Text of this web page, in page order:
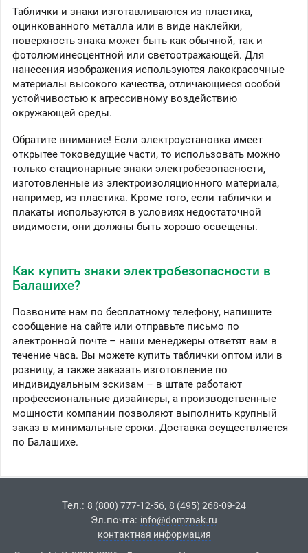
Таблички и знаки изготавливаются из пластика,
оцинкованного металла или в виде наклейки,
поверхность знака может быть как обычной, так и
фотолюминесцентной или светоотражающей. Для
нанесения изображения используются лакокрасочные
материалы высокого качества, отличающиеся особой
устойчивостью к агрессивному воздействию
окружающей среды.
Обратите внимание! Если электроустановка имеет
открытее токоведущие части, то использовать можно
только стационарные знаки электробезопасности,
изготовленные из электроизоляционного материала,
например, из пластика. Кроме того, если таблички и
плакаты используются в условиях недостаточной
видимости, они должны быть хорошо освещены.
Как купить знаки электробезопасности в
Балашихе?
Позвоните нам по бесплатному телефону, напишите
сообщение на сайте или отправьте письмо по
электронной почте – наши менеджеры ответят вам в
течение часа. Вы можете купить таблички оптом или в
розницу, а также заказать изготовление по
индивидуальным эскизам – в штате работают
профессиональные дизайнеры, а производственные
мощности компании позволяют выполнить крупный
заказ в минимальные сроки. Доставка осуществляется
по Балашихе.
Тел.: 8 (800) 777-12-56, 8 (495) 268-09-24
Эл.почта: info@domznak.ru
контактная информация